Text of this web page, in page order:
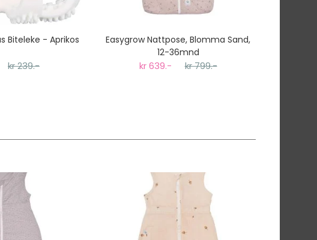
Biteleke - Aprikos
kr 239.-
Easygrow Nattpose, Blomma Sand,
12-36mnd
kr 639.- kr 799.-